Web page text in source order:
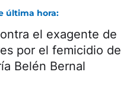
última hora:
el exagente de
por el femicidio de
Belén Bernal